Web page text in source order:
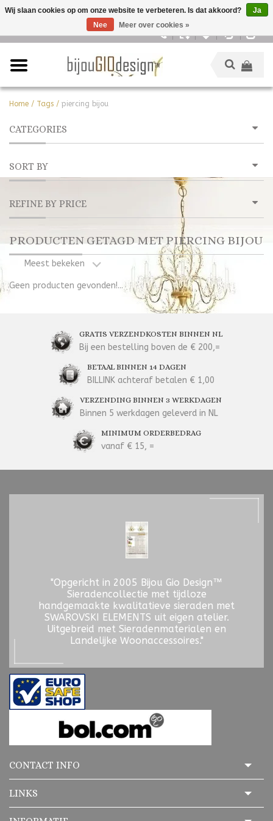
Home / Tags / piercing bijou
CATEGORIES
SORT BY
REFINE BY PRICE
PRODUCTEN GETAGD MET PIERCING BIJOU
Meest bekeken
Geen producten gevonden!...
GRATIS VERZENDKOSTEN BINNEN NL
Bij een bestelling boven de € 200,=
BETAAL BINNEN 14 DAGEN
BILLINK achteraf betalen € 1,00
VERZENDING BINNEN 3 WERKDAGEN
Binnen 5 werkdagen geleverd in NL
MINIMUM ORDERBEDRAG
vanaf € 15, =
"Opgericht in 2005 Bijou Gio Design™
Sieradencollectie met tijdloze
handgemaakte kwalitatieve sieraden met
SWAROVSKI ELEMENTS uit eigen atelier.
Uitgebreid met Sieradenmaterialen en
Landelijke Woonaccessoires."
CONTACT INFO
LINKS
Wij slaan cookies op om onze website te verbeteren. Is dat akkoord?
Ja
Nee
Meer over cookies »